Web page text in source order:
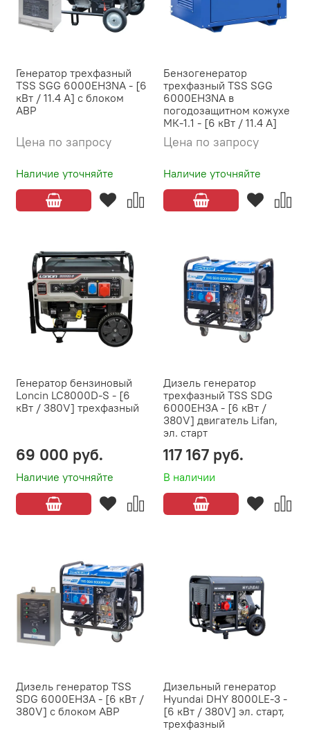
Генератор трехфазный
TSS SGG 6000EH3NA - [6
кВт / 11.4 А] с блоком
АВР
Наличие уточняйте
Цена по запросу
Бензогенератор
трехфазный TSS SGG
6000EH3NA в
погодозащитном кожухе
МК-1.1 - [6 кВт / 11.4 А]
Наличие уточняйте
Цена по запросу
Генератор бензиновый
Loncin LC8000D-S - [6
кВт / 380V] трехфазный
Наличие уточняйте
69 000 руб.
Дизель генератор
трехфазный TSS SDG
6000EH3A - [6 кВт /
380V] двигатель Lifan,
эл. старт
В наличии
117 167 руб.
Дизель генератор TSS
SDG 6000EH3A - [6 кВт /
380V] с блоком АВР
Дизельный генератор
Hyundai DHY 8000LE-3 -
[6 кВт / 380V] эл. старт,
трехфазный